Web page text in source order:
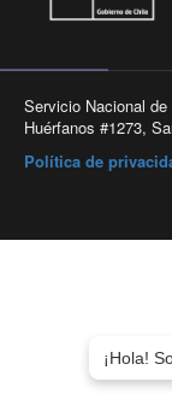
Servicio Nacional
Huérfanos #1273,
Política de
¡Hola!